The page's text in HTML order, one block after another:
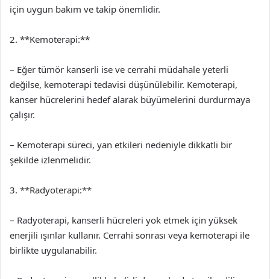
için uygun bakım ve takip önemlidir.
2. **Kemoterapi:**
– Eğer tümör kanserli ise ve cerrahi müdahale yeterli
değilse, kemoterapi tedavisi düşünülebilir. Kemoterapi,
kanser hücrelerini hedef alarak büyümelerini durdurmaya
çalışır.
– Kemoterapi süreci, yan etkileri nedeniyle dikkatli bir
şekilde izlenmelidir.
3. **Radyoterapi:**
– Radyoterapi, kanserli hücreleri yok etmek için yüksek
enerjili ışınlar kullanır. Cerrahi sonrası veya kemoterapi ile
birlikte uygulanabilir.